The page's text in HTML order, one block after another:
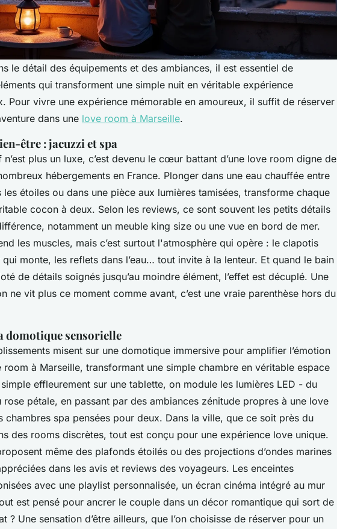
le détail des équipements et des ambiances, il est essentiel de
qui transforment une simple nuit en véritable expérience
Pour vivre une expérience mémorable en amoureux, il suffit de réserver
dans une love room à Marseille.
être : jacuzzi et spa
plus un luxe, c’est devenu le cœur battant d’une love room digne de
hébergements en France. Plonger dans une eau chauffée entre
les étoiles ou dans une pièce aux lumières tamisées, transforme chaque
cocon à deux. Selon les reviews, ce sont souvent les petits détails
notamment un meuble king size ou une vue en bord de mer.
les muscles, mais c’est surtout l'atmosphère qui opère : le clapotis
monte, les reflets dans l’eau… tout invite à la lenteur. Et quand le bain
de détails soignés jusqu’au moindre élément, l’effet est décuplé. Une
ne vit plus ce moment comme avant, c’est une vraie parenthèse hors du
domotique sensorielle
misent sur une domotique immersive pour amplifier l’émotion
room à Marseille, transformant une simple chambre en véritable espace
simple effleurement sur une tablette, on module les lumières LED - du
pétale, en passant par des ambiances zénitude propres à une love
chambres spa pensées pour deux. Dans la ville, que ce soit près du
des rooms discrètes, tout est conçu pour une expérience love unique.
même des plafonds étoilés ou des projections d’ondes marines
dans les avis et reviews des voyageurs. Les enceintes
avec une playlist personnalisée, un écran cinéma intégré au mur
est pensé pour ancrer le couple dans un décor romantique qui sort de
? Une sensation d’être ailleurs, que l’on choisisse de réserver pour un